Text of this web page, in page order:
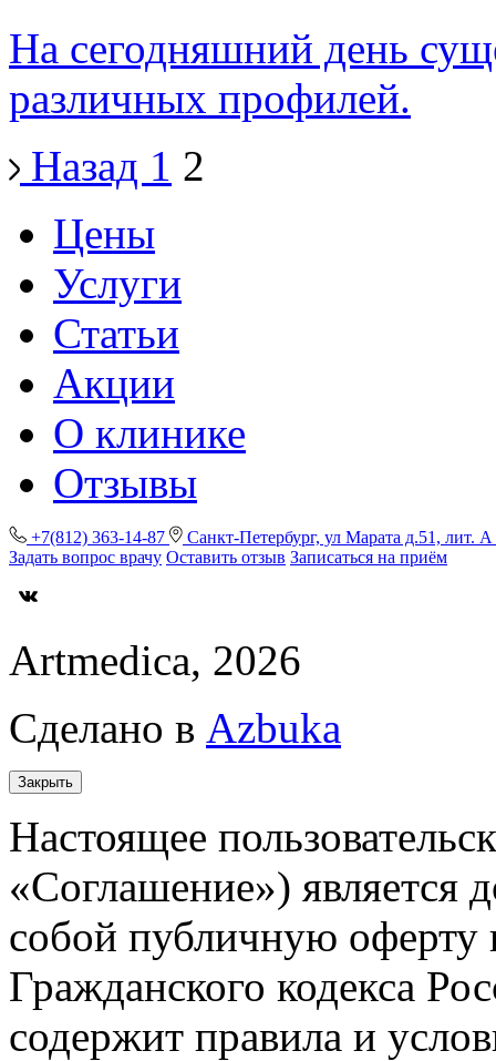
На сегодняшний день
различных профилей.
Назад 1 2
Цены
Услуги
Статьи
Акции
О клинике
Отзывы
+7(812) 363-14-87
Санкт-Петербург, ул Марата д.51, лит. А
Задать вопрос врачу Оставить отзыв Записаться на приём
Artmedica, 2026
Сделано в Azbuka
Закрыть
Настоящее
«Соглашение») является
собой публичную оферту
Гражданского кодекса
содержит правила и